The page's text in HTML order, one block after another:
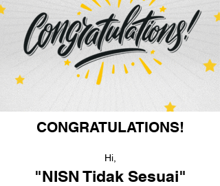
CONGRATULATIONS!
Hi,
"NISN Tidak Sesuai"